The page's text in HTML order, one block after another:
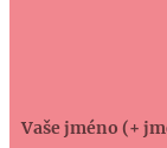
Vaše jméno (+